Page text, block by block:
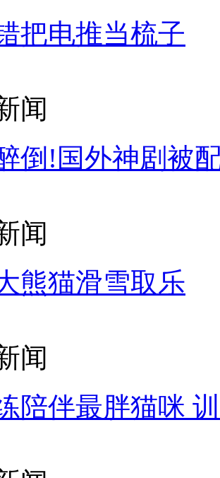
把电推当梳子
闻
倒!国外神剧被
闻
熊猫滑雪取乐
闻
陪伴最胖猫咪